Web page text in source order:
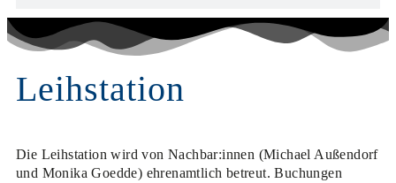
Leihstation
Die Leihstation wird von Nachbar:innen (Michael Außendorf
und Monika Goedde) ehrenamtlich betreut. Buchungen